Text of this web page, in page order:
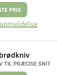
PRIS
TIL PRÆCISE SNIT